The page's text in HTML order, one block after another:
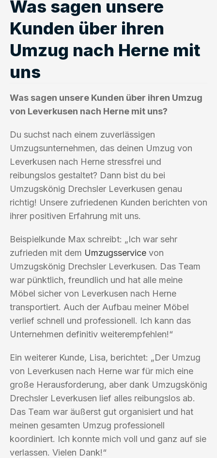
Was sagen unsere
Kunden über ihren
Umzug nach Herne mit
uns
Was sagen unsere Kunden über ihren Umzug
von Leverkusen nach Herne mit uns?
Du suchst nach einem zuverlässigen
Umzugsunternehmen, das deinen Umzug von
Leverkusen nach Herne stressfrei und
reibungslos gestaltet? Dann bist du bei
Umzugskönig Drechsler Leverkusen genau
richtig! Unsere zufriedenen Kunden berichten von
ihrer positiven Erfahrung mit uns.
Beispielkunde Max schreibt: „Ich war sehr
zufrieden mit dem Umzugsservice von
Umzugskönig Drechsler Leverkusen. Das Team
war pünktlich, freundlich und hat alle meine
Möbel sicher von Leverkusen nach Herne
transportiert. Auch der Aufbau meiner Möbel
verlief schnell und professionell. Ich kann das
Unternehmen definitiv weiterempfehlen!“
Ein weiterer Kunde, Lisa, berichtet: „Der Umzug
von Leverkusen nach Herne war für mich eine
große Herausforderung, aber dank Umzugskönig
Drechsler Leverkusen lief alles reibungslos ab.
Das Team war äußerst gut organisiert und hat
meinen gesamten Umzug professionell
koordiniert. Ich konnte mich voll und ganz auf sie
verlassen. Vielen Dank!“